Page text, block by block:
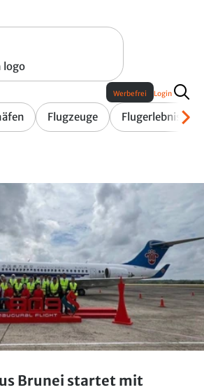
logo
Flugzeuge Flugerlebnis
Werbefrei Login
Brunei startet mit